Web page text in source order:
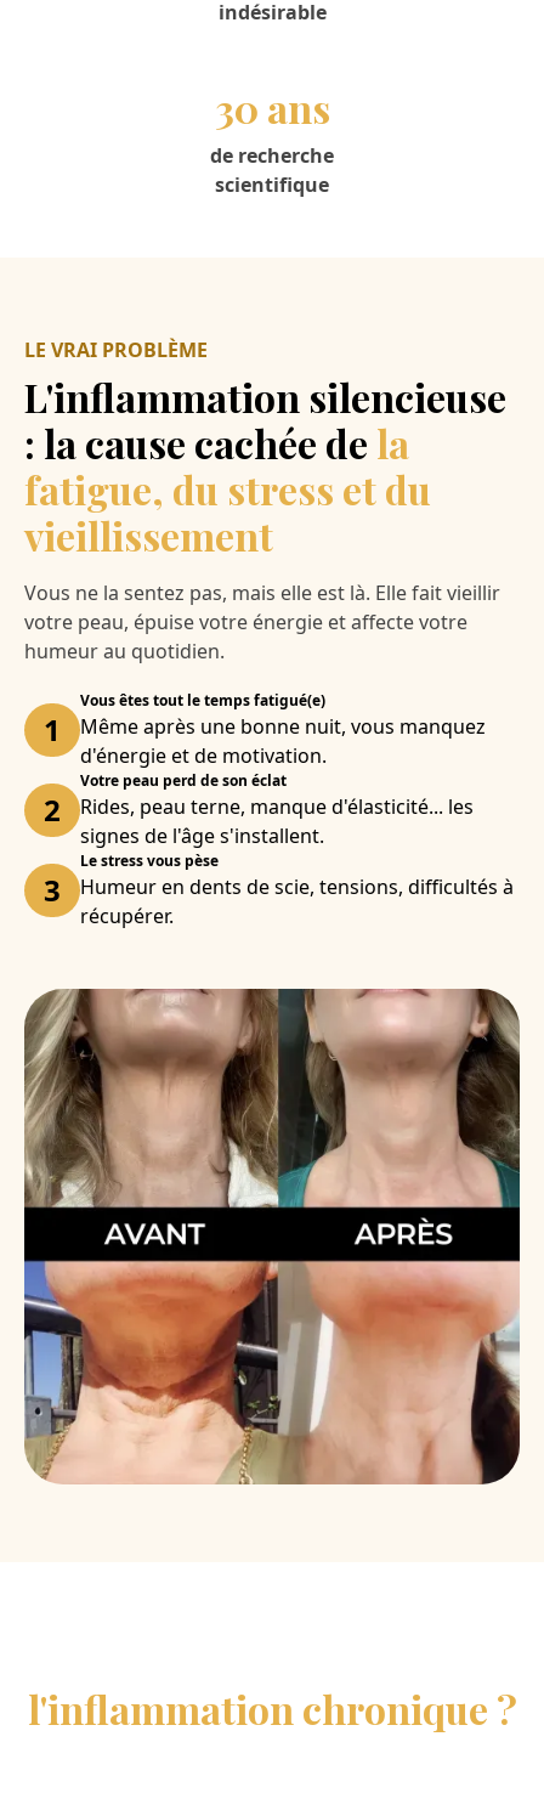
indésirable
30 ans
de recherche
scientifique
LE VRAI PROBLÈME
L'inflammation silencieuse
: la cause cachée de la
fatigue, du stress et du
vieillissement
Vous ne la sentez pas, mais elle est là. Elle fait vieillir
votre peau, épuise votre énergie et affecte votre
humeur au quotidien.
1
Vous êtes tout le temps fatigué(e)
Même après une bonne nuit, vous manquez
d'énergie et de motivation.
2
Votre peau perd de son éclat
Rides, peau terne, manque d'élasticité... les
signes de l'âge s'installent.
3
Le stress vous pèse
Humeur en dents de scie, tensions, difficultés à
récupérer.
l'inflammation chronique ?